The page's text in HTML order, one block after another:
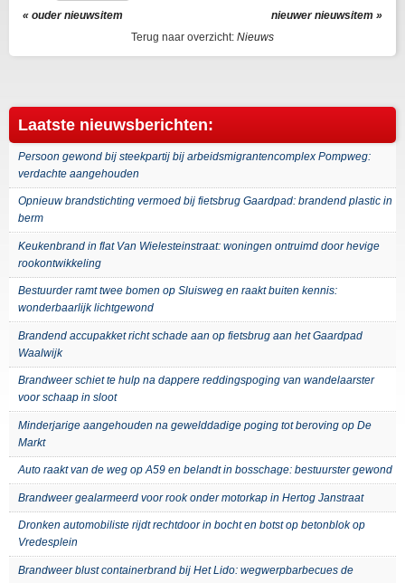
« ouder nieuwsitem
nieuwer nieuwsitem »
Terug naar overzicht: Nieuws
Laatste nieuwsberichten:
Persoon gewond bij steekpartij bij arbeidsmigrantencomplex Pompweg:
verdachte aangehouden
Opnieuw brandstichting vermoed bij fietsbrug Gaardpad: brandend plastic in
berm
Keukenbrand in flat Van Wielesteinstraat: woningen ontruimd door hevige
rookontwikkeling
Bestuurder ramt twee bomen op Sluisweg en raakt buiten kennis:
wonderbaarlijk lichtgewond
Brandend accupakket richt schade aan op fietsbrug aan het Gaardpad
Waalwijk
Brandweer schiet te hulp na dappere reddingspoging van wandelaarster
voor schaap in sloot
Minderjarige aangehouden na gewelddadige poging tot beroving op De
Markt
Auto raakt van de weg op A59 en belandt in bosschage: bestuurster gewond
Brandweer gealarmeerd voor rook onder motorkap in Hertog Janstraat
Dronken automobiliste rijdt rechtdoor in bocht en botst op betonblok op
Vredesplein
Brandweer blust containerbrand bij Het Lido: wegwerpbarbecues de